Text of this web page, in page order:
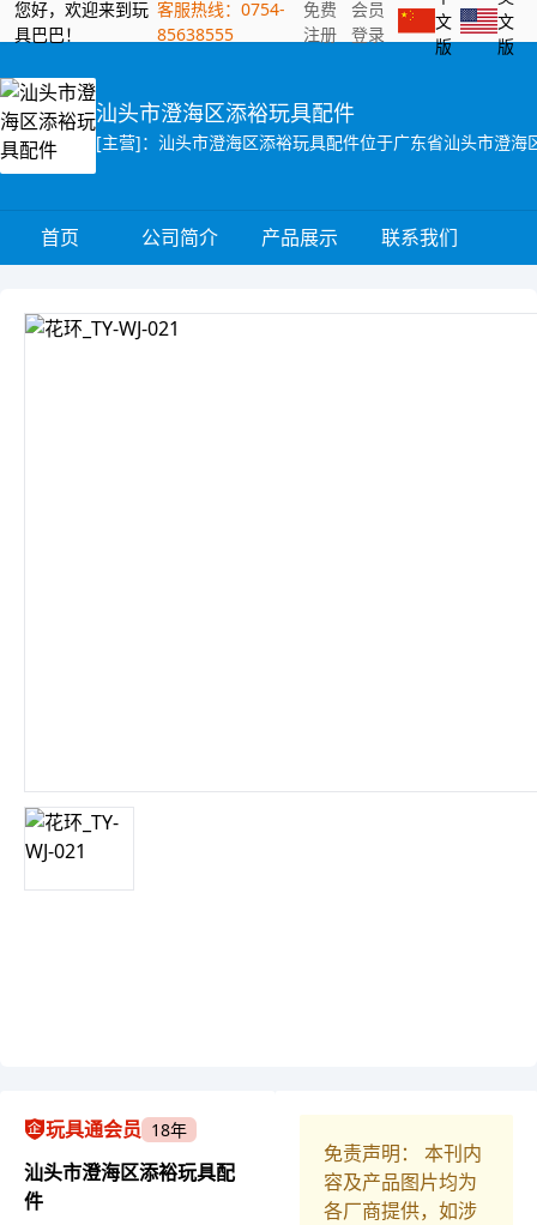
您好，欢迎来到玩
具巴巴！
客服热线：0754-
85638555
免费
注册
会员
登录
文
版
文
版
汕头市澄海区添裕玩具配件
首页 公司简介 产品展示 联系我们
玩具通会员 18年
汕头市澄海区添裕玩具配
件
免责声明： 本刊内
容及产品图片均为
各厂商提供，如涉